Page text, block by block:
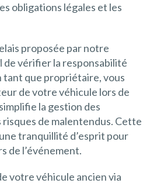
obligations légales et les
proposée par notre
de vérifier la responsabilité
tant que propriétaire, vous
de votre véhicule lors de
la gestion des
de malentendus. Cette
tranquillité d’esprit pour
de l’événement.
votre véhicule ancien via